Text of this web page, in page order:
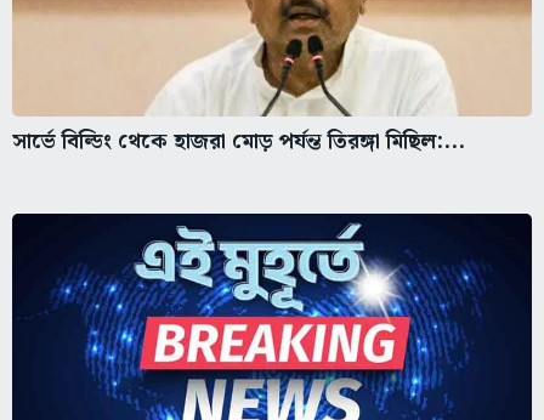
সার্ভে বিল্ডিং থেকে হাজরা মোড় পর্যন্ত তিরঙ্গা মিছিল:...